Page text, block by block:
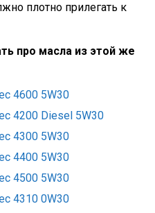
плотно прилегать к
про масла из этой же
4600 5W30
4200 Diesel 5W30
4300 5W30
4400 5W30
4500 5W30
4310 0W30